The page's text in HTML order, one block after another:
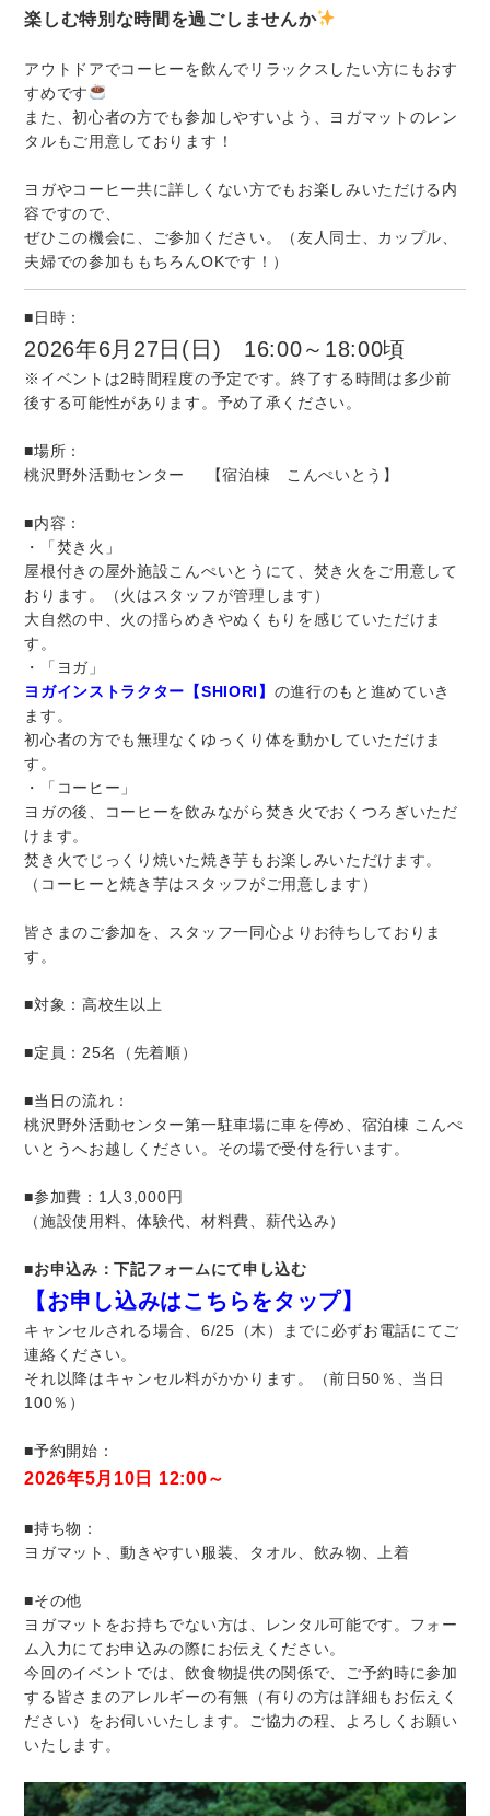
楽しむ特別な時間を過ごしませんか
アウトドアでコーヒーを飲んでリラックスしたい方にもおす
すめです
また、初心者の方でも参加しやすいよう、ヨガマットのレン
タルもご用意しております！
ヨガやコーヒー共に詳しくない方でもお楽しみいただける内
容ですので、
ぜひこの機会に、ご参加ください。（友人同士、カップル、
夫婦での参加ももちろんOKです！）
■日時：
2026年6月27日(日) 16:00～18:00頃
※イベントは2時間程度の予定です。終了する時間は多少前
後する可能性があります。予め了承ください。
■場所：
桃沢野外活動センター 【宿泊棟 こんぺいとう】
■内容：
・「焚き火」
屋根付きの屋外施設こんぺいとうにて、焚き火をご用意して
おります。（火はスタッフが管理します）
大自然の中、火の揺らめきやぬくもりを感じていただけま
す。
・「ヨガ」
ヨガインストラクター【SHIORI 】 の進行のもと進めていき
ます。
初心者の方でも無理なくゆっくり体を動かしていただけま
す。
・「コーヒー」
ヨガの後、コーヒーを飲みながら焚き火でおくつろぎいただ
けます。
焚き火でじっくり焼いた焼き芋もお楽しみいただけます。
（コーヒーと焼き芋はスタッフがご用意します）
皆さまのご参加を、スタッフ一同心よりお待ちしておりま
す。
■対象：高校生以上
■定員：25名（先着順）
■当日の流れ：
桃沢野外活動センター第一駐車場に車を停め、宿泊棟 こんぺ
いとうへお越しください。その場で受付を行います。
■参加費：1人3,000円
（施設使用料、体験代、材料費、薪代込み）
■お申込み：下記フォームにて申し込む
【お申し込みはこちらをタップ】
キャンセルされる場合、6/25（木）までに必ずお電話にてご
連絡ください。
それ以降はキャンセル料がかかります。（前日50％、当日
100％）
■予約開始：
2026年5月10日 12:00～
■持ち物：
ヨガマット、動きやすい服装、タオル、飲み物、上着
■その他
ヨガマットをお持ちでない方は、レンタル可能です。フォー
ム入力にてお申込みの際にお伝えください。
今回のイベントでは、飲食物提供の関係で、ご予約時に参加
する皆さまのアレルギーの有無（有りの方は詳細もお伝えく
ださい）をお伺いいたします。ご協力の程、よろしくお願い
いたします。